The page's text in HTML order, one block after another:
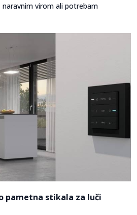
virom ali potrebam
pametna stikala za luči